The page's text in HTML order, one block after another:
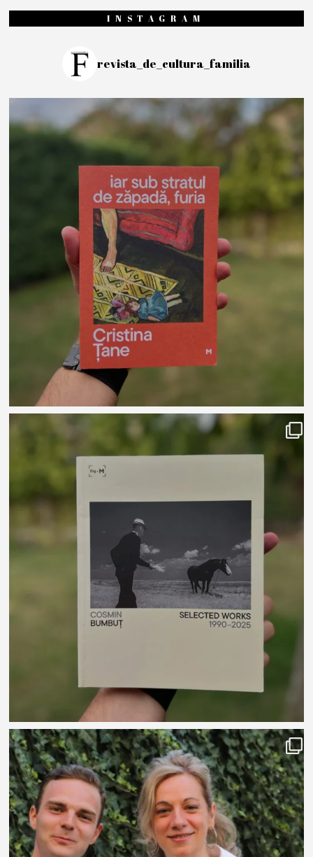
INSTAGRAM
revista_de_cultura_familia